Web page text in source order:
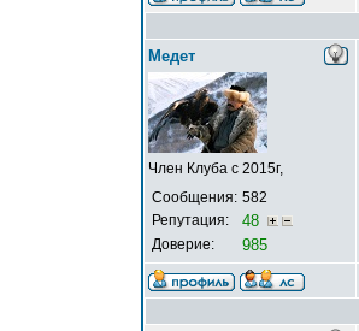
Медет
Член Клуба с 2015г,
Сообщения: 582
Репутация:
48
Доверие: 985